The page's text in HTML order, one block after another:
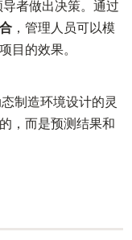
者做出决策。通过
，管理人员可以模
目的效果。
制造环境设计的灵
，而是预测结果和